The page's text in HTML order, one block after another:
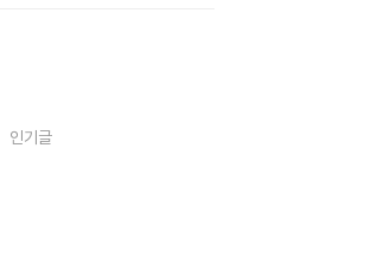
인기글